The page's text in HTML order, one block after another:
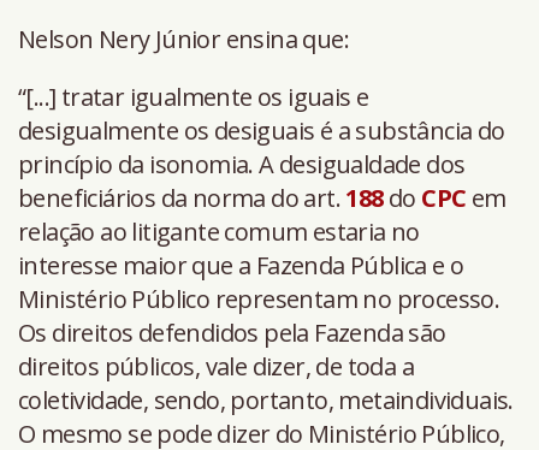
Nelson Nery Júnior ensina que:
“[...] tratar igualmente os iguais e
desigualmente os desiguais é a substância do
princípio da isonomia. A desigualdade dos
beneficiários da norma do art.188do CPC em
relação ao litigante comum estaria no
interesse maior que a Fazenda Pública e o
Ministério Público representam no processo.
Os direitos defendidos pela Fazenda são
direitos públicos, vale dizer, de toda a
coletividade, sendo, portanto, metaindividuais.
O mesmo se pode dizer do Ministério Público,